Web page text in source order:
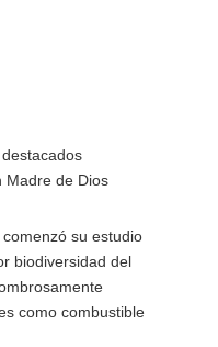
Madre de Dios
su estudio
biodiversidad del
como combustible